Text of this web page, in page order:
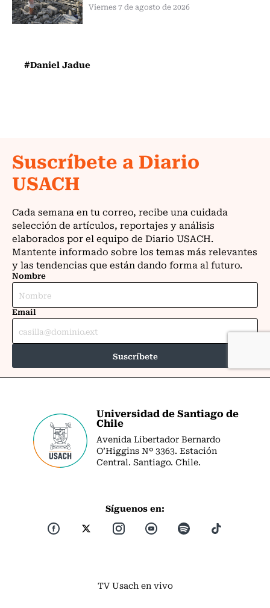
Viernes 7 de agosto de 2026
#Daniel Jadue
Universidad de Santiago de
Chile
Avenida Libertador Bernardo
O’Higgins Nº 3363. Estación
Central. Santiago. Chile.
Síguenos en:
TV Usach en vivo